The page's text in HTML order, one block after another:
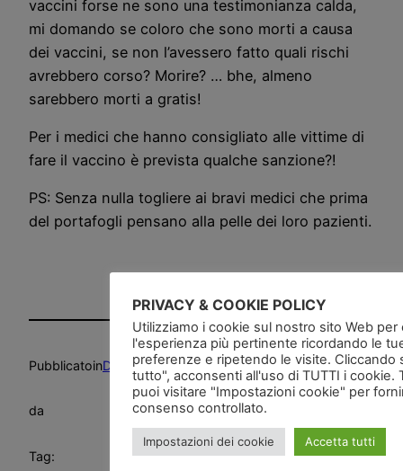
vaccini forse ne sono una testimonianza calda,
mi domando se coloro che sono morti a causa
dei vaccini, se non l’avessero fatto quali rischi
avrebbero corso? Morire? … bhe, almeno
sarebbero morti a gratis!
Per i medici che hanno consigliato alle vittime di
fare il vaccino è prevista qualche sanzione?!
PS: Senza nulla togliere ai bravi medici che prima
del portafogli pensano alla pelle dei loro pazienti.
PubblicatoinDeliri , Etica, News and go
da
Tag:
PRIVACY & COOKIE POLICY
Utilizziamo i cookie sul nostro sito Web per
l'esperienza più pertinente ricordando le
preferenze e ripetendo le visite. Cliccando
tutto", acconsenti all'uso di TUTTI i cookie.
puoi visitare "Impostazioni cookie" per
consenso controllato.
Impostazioni dei cookie Accetta tutti